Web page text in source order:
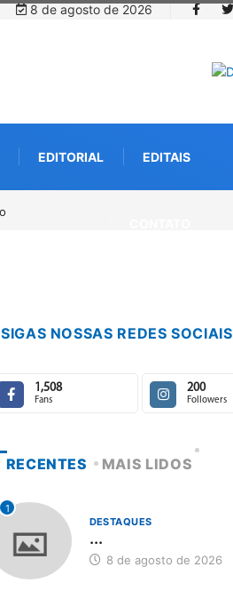
8 de agosto de 2026
EDITORIAL EDITAIS
SIGAS NOSSAS REDES SOCIAIS
1,508
Fans
200
Followers
RECENTES MAIS LIDOS
1
DESTAQUES
...
8 de agosto de 2026